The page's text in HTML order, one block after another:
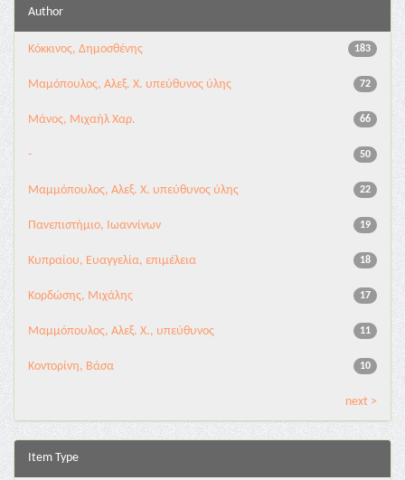
Author
183
Κόκκινος, Δημοσθένης
72
Μαμόπουλος, Αλεξ. Χ. υπεύθυνος ύλης
66
Μάνος, Μιχαήλ Χαρ.
50
-
22
Μαμμόπουλος, Αλεξ. Χ. υπεύθυνος ύλης
19
Πανεπιστήμιο, Ιωαννίνων
18
Κυπραίου, Ευαγγελία, επιμέλεια
17
Κορδώσης, Μιχάλης
11
Μαμμόπουλος, Αλεξ. Χ., υπεύθυνος
10
Κοντορίνη, Βάσα
next >
Item Type